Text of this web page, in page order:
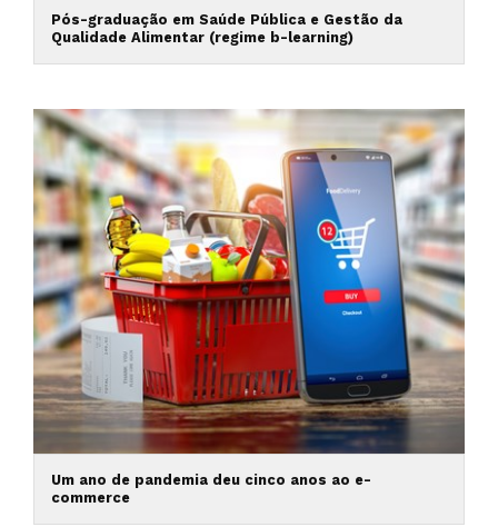
Pós-graduação em Saúde Pública e Gestão da
Qualidade Alimentar (regime b-learning)
Um ano de pandemia deu cinco anos ao e-
commerce